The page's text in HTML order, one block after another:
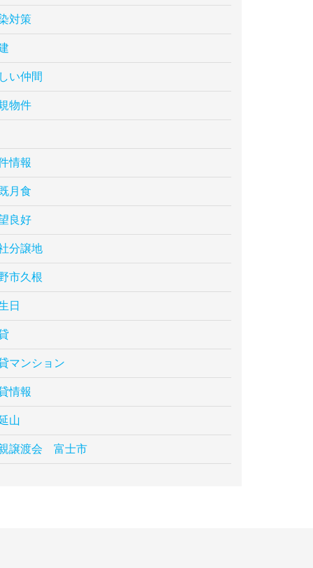
対策
い仲間
物件
情報
月食
良好
分譲地
市久根
日
マンション
情報
山
譲渡会 富士市